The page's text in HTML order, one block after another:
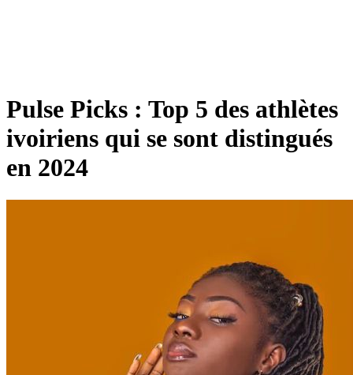
Pulse Picks : Top 5 des athlètes
ivoiriens qui se sont distingués
en 2024